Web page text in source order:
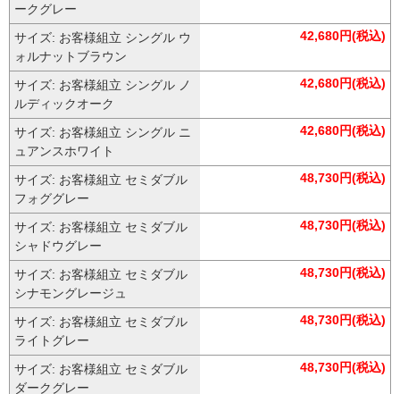
ークグレー
サイズ: お客様組立 シングル ウ
ォルナットブラウン
42,680円(税込)
サイズ: お客様組立 シングル ノ
ルディックオーク
42,680円(税込)
サイズ: お客様組立 シングル ニ
ュアンスホワイト
42,680円(税込)
サイズ: お客様組立 セミダブル
フォググレー
48,730円(税込)
サイズ: お客様組立 セミダブル
シャドウグレー
48,730円(税込)
サイズ: お客様組立 セミダブル
シナモングレージュ
48,730円(税込)
サイズ: お客様組立 セミダブル
ライトグレー
48,730円(税込)
サイズ: お客様組立 セミダブル
ダークグレー
48,730円(税込)